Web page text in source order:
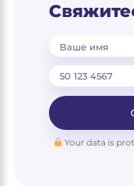
Ваше имя
Your data is